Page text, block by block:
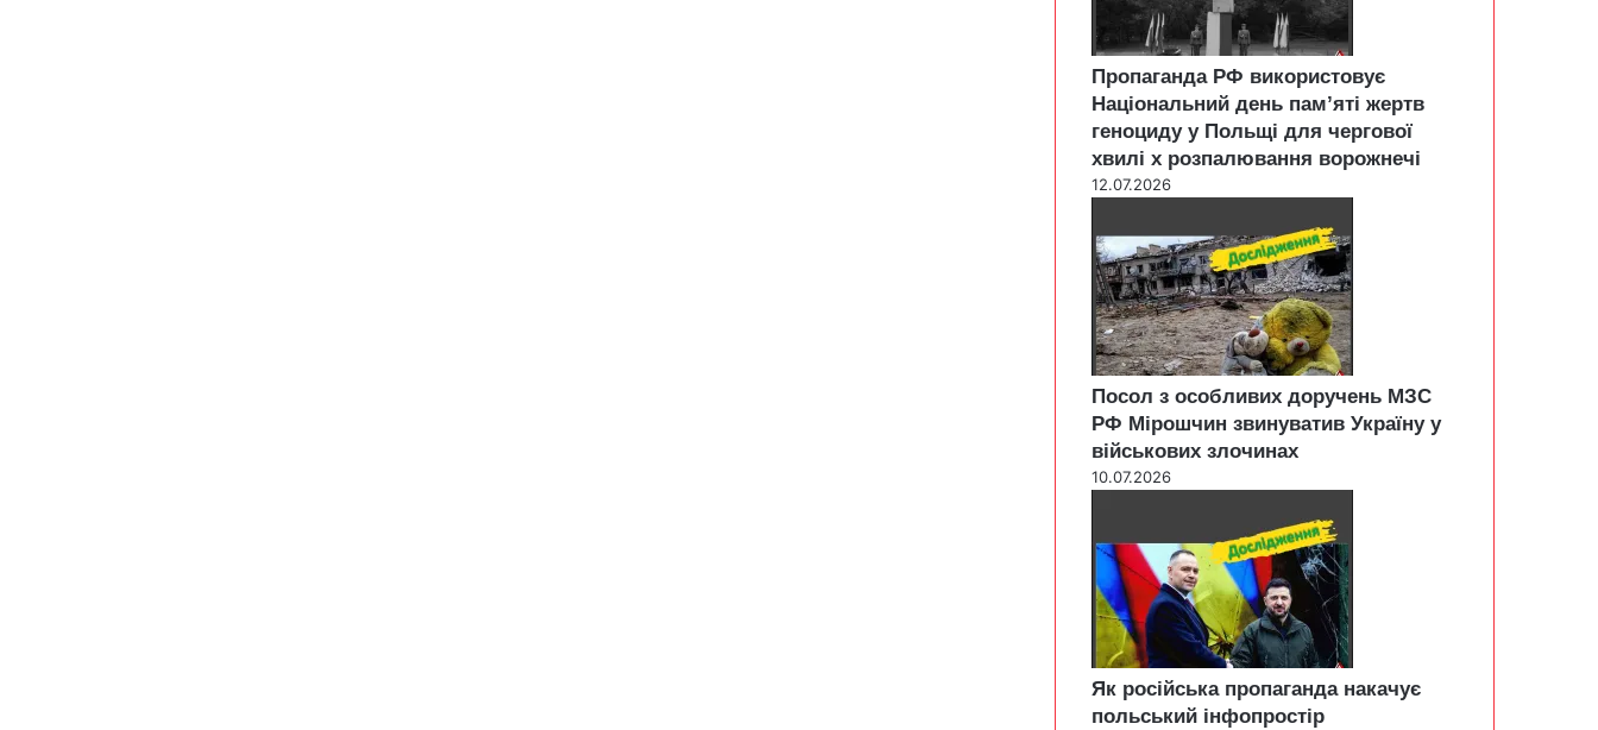
Пропаганда РФ використовує
Національний день пам’яті жертв
геноциду у Польщі для чергової
хвилі х розпалювання ворожнечі
12.07.2026
Посол з особливих доручень МЗС
РФ Мірошчин звинуватив Україну у
військових злочинах
10.07.2026
Як російська пропаганда накачує
польський інфопростір